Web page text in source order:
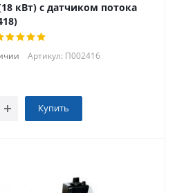
кВт) с датчиком потока
Артикул: П002416
Купить